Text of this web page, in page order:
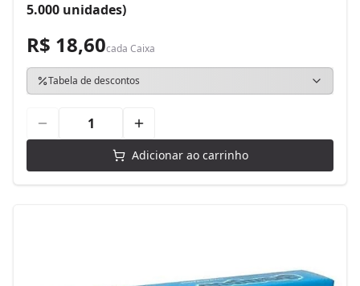
5.000 unidades)
R$ 18,60cada Caixa
Tabela de descontos
Adicionar ao carrinho